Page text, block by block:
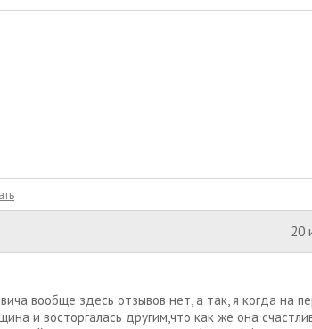
20
вообще здесь отзывов нет, а так, я когда на
и восторгалась другим,что как же она